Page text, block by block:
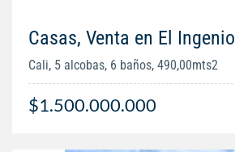
Casas, Venta en El Ingenio
Cali, 5 alcobas, 6 baños, 490,00mts2
$1.500.000.000